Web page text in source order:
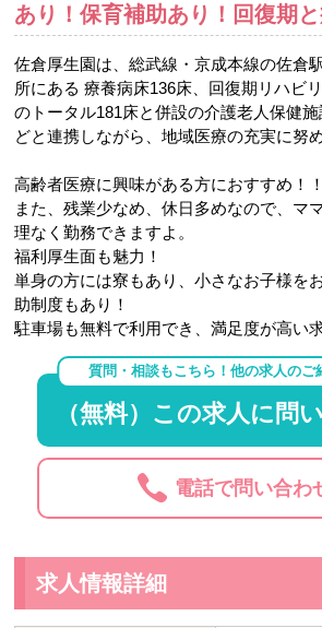
あり！保育補助あり！回復期と
佐倉厚生園は、総武線・京成本線の佐倉
所にある 療養病床136床、回復期リハビ
のトータル181床と併設の介護老人保健
どと連携しながら、地域医療の充実に努
高齢者医療に興味がある方におすすめ！！
また、残業少なめ、休日多めなので、マ
理なく勤務できますよ。
福利厚生面も魅力！
単身の方には寮もあり、小さなお子様を
助制度もあり！
駐車場も無料で利用でき、満足度が高い
質問・相談もこちら！他の求人のご
（無料）この求人に問
電話で問い合わ
求人情報詳細